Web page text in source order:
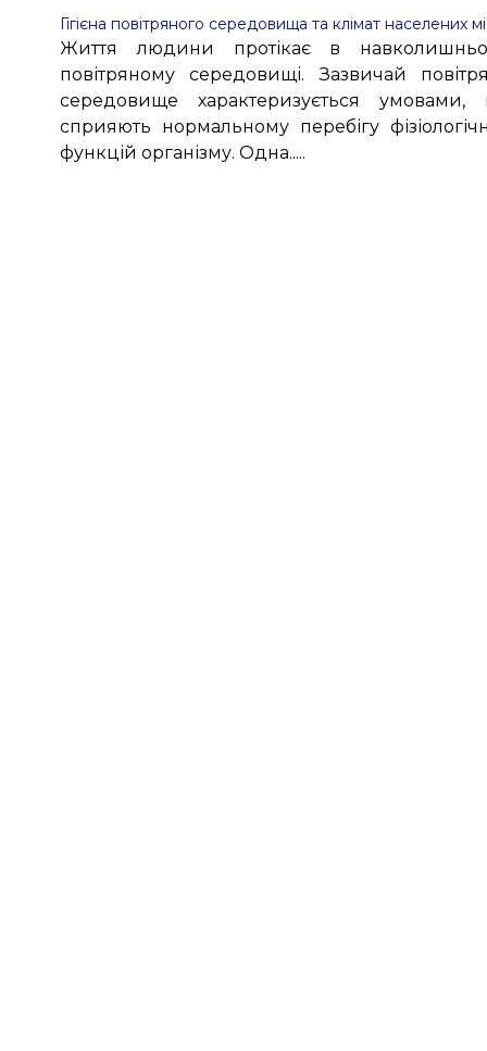
Гігієна повітряного середовища та клімат населених
Життя людини протікає в
повітряному середовищі. Зазвичай
середовище характеризується умовами,
сприяють нормальному перебігу
функцій організму. Одна.....